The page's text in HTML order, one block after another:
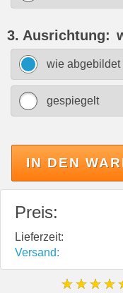
3. Ausrichtung:
wie abgebildet
gespiegelt
IN DEN
Preis:
Lieferzeit:
Versand: